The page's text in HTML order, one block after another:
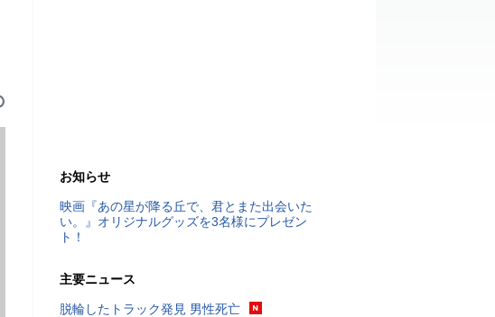
お知らせ
映画『あの星が降る丘で、君とまた出会いた
い。』オリジナルグッズを3名様にプレゼン
ト！
主要ニュース
脱輪したトラック発見 男性死亡